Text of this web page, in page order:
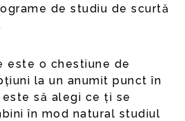
de studiu de scurtă
este o chestiune de
la un anumit punct în
să alegi ce ți se
în mod natural studiul